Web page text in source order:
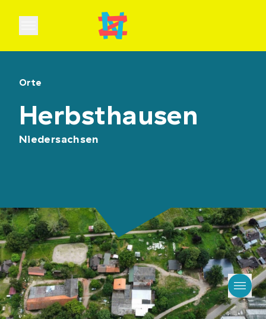
Open main menu
Orte
Herbsthausen
Niedersachsen